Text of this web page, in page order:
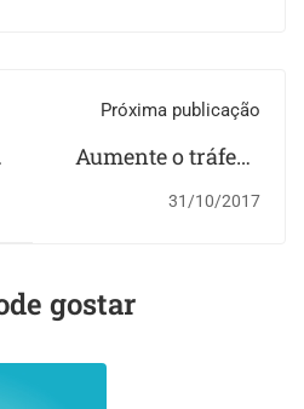
Próxima publicação
Aumente o tráfego
em seu Website
31/10/2017
gostar